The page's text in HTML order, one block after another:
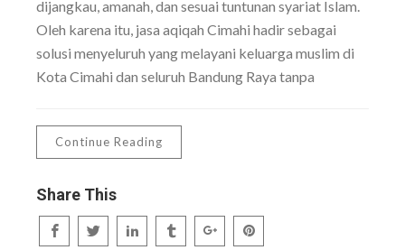
dijangkau, amanah, dan sesuai tuntunan syariat Islam.
Oleh karena itu, jasa aqiqah Cimahi hadir sebagai
solusi menyeluruh yang melayani keluarga muslim di
Kota Cimahi dan seluruh Bandung Raya tanpa
Continue Reading
Share This